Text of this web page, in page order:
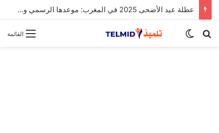
الحركة الانتقالية الوطنية لهيئة التدريس 2025
القائمة بحث عنالوضع المظلم